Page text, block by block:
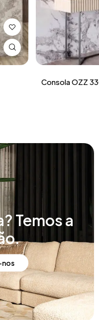
Consola OZZ
Temos a